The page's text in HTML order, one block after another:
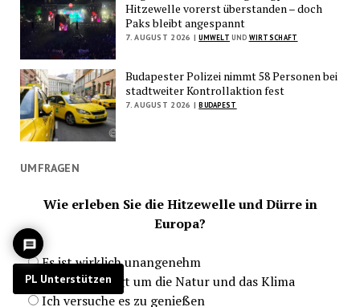
Hitzewelle vorerst überstanden – doch
Paks bleibt angespannt
7. AUGUST 2026 | UMWELT UND WIRTSCHAFT
Budapester Polizei nimmt 58 Personen bei
stadtweiter Kontrollaktion fest
7. AUGUST 2026 | BUDAPEST
UMFRAGEN
Wie erleben Sie die Hitzewelle und Dürre in
Europa?
Es ist wirklich unangenehm
Ich bin besorgt um die Natur und das Klima
Ich versuche es zu genießen
PL Unterstützen